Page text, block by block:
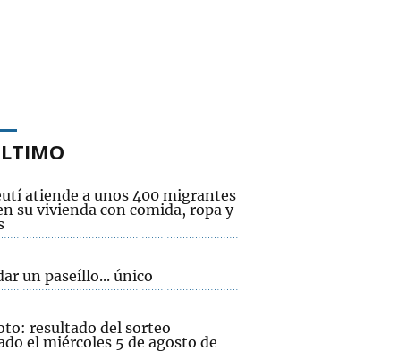
atiende a unos 400 migrantes
su vivienda con comida, ropa y
un paseíllo... único
resultado del sorteo
el miércoles 5 de agosto de